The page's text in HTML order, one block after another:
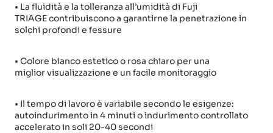
• La fluidità e la tolleranza all’umidità di Fuji
TRIAGE contribuiscono a garantirne la penetrazione in
solchi profondi e fessure
• Colore bianco estetico o rosa chiaro per una
miglior visualizzazione e un facile monitoraggio
• Il tempo di lavoro è variabile secondo le esigenze:
autoindurimento in 4 minuti o indurimento controllato
accelerato in soli 20-40 secondi